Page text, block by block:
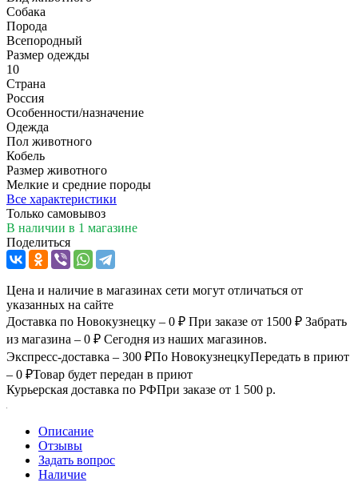
Собака
Порода
Всепородный
Размер одежды
10
Страна
Россия
Особенности/назначение
Одежда
Пол животного
Кобель
Размер животного
Мелкие и средние породы
Все характеристики
Только самовывоз
В наличии в 1 магазине
Поделиться
Цена и наличие в магазинах сети могут отличаться от
указанных на сайте
Доставка по Новокузнецку – 0 ₽ При заказе от 1500 ₽ Забрать
из магазина – 0 ₽ Сегодня из наших магазинов.
Экспресс-доставка – 300 ₽По НовокузнецкуПередать в приют
– 0 ₽Товар будет передан в приют
Курьерская доставка по РФПри заказе от 1 500 р.
Описание
Отзывы
Задать вопрос
Наличие